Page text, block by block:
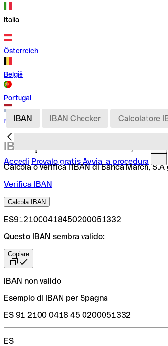
Italia
Österreich
België
Portugal
Nederland
Accedi Provalo gratis Avvia la procedura
IBAN IBAN Checker Calcolatore
IBAN per Banca March, S.A
Calcola o verifica l'IBAN di Banca March,
Verifica IBAN
Calcola IBAN
ES9121000418450200051332
Questo IBAN sembra valido:
Copiare
IBAN non valido
Esempio di IBAN per Spagna
ES 91 2100 0418 45 0200051332
ES